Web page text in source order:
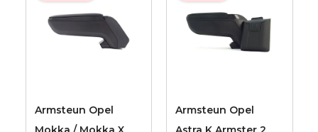
Armsteun Opel
Armsteun Opel